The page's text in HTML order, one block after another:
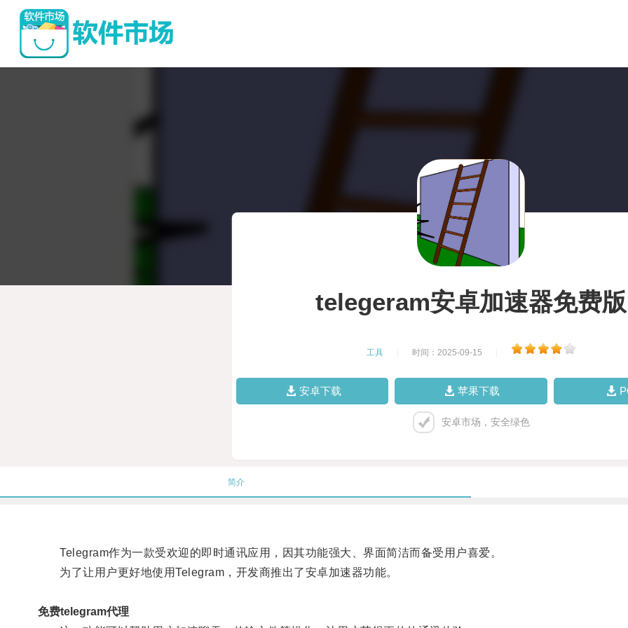
telegeram安卓加速器免费版
工具 时间：2025-09-15
安卓下载 苹果下载
安卓市场，安全绿色
简介
Telegram作为一款受欢迎的即时通讯应用，因其功能强大、界面简洁而备受用户喜爱。
为了让用户更好地使用Telegram，开发商推出了安卓加速器功能。
免费telegram代理